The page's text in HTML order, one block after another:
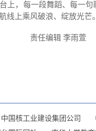
上，每一段舞蹈、每一
线上乘风破浪、绽放光芒。
责任编辑 李雨萱
中国核工业建设集团公司